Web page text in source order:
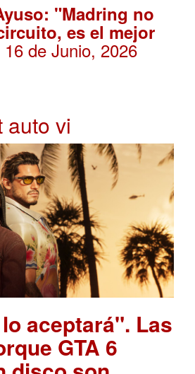
"Madring no
es el mejor
16 de Junio, 2026
auto vi
aceptará". Las
GTA 6